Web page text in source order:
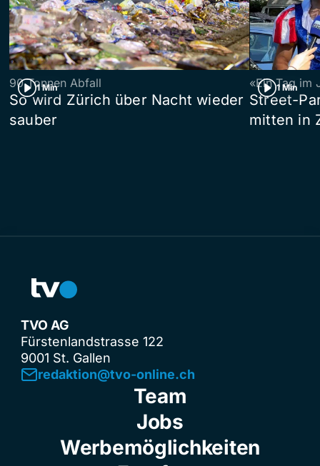
1 Min
90 Tonnen Abfall
So wird Zürich über Nacht wieder
sauber
1 Min
«Ein Tag im
Street-
mitten in
TVO AG
Fürstenlandstrasse 122
9001 St. Gallen
redaktion@tvo-online.ch
Team
Jobs
Werbemöglichkeiten